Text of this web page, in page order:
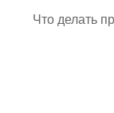
Что делать